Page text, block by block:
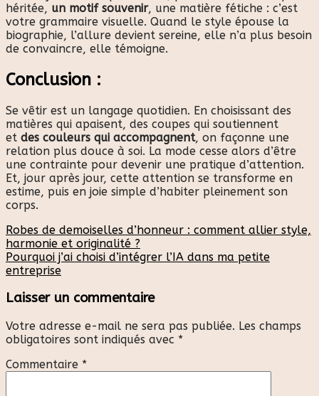
héritée, un motif souvenir, une matière fétiche : c’est
votre grammaire visuelle. Quand le style épouse la
biographie, l’allure devient sereine, elle n’a plus besoin
de convaincre, elle témoigne.
Conclusion :
Se vêtir est un langage quotidien. En choisissant des
matières qui apaisent, des coupes qui soutiennent
et des couleurs qui accompagnent, on façonne une
relation plus douce à soi. La mode cesse alors d’être
une contrainte pour devenir une pratique d’attention.
Et, jour après jour, cette attention se transforme en
estime, puis en joie simple d’habiter pleinement son
corps.
Robes de demoiselles d’honneur : comment allier style,
harmonie et originalité ?
Pourquoi j’ai choisi d’intégrer l’IA dans ma petite
entreprise
Laisser un commentaire
Votre adresse e-mail ne sera pas publiée. Les champs
obligatoires sont indiqués avec *
Commentaire *